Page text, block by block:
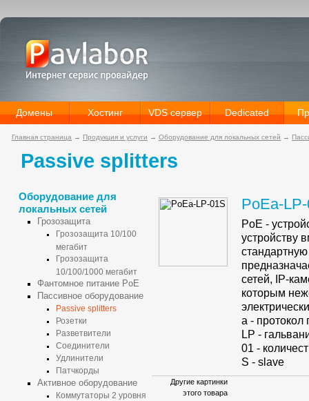
Домены Хостинг VDS сервер Dedicated
Главная страница → Продукция и услуги → Оборудование для локальных сетей →
Passive splitters
Оборудование для
локальных сетей
Грозозащита
Грозозащита 10/100
мегабит
Грозозащита
10/100/1000 мегабит
Фантомное питание PoE
Пассивное оборудование
Passive splitters
Розетки
Разветвители
Соединители
Удлинители
Патчкорды
Активное оборудование
Коммутаторы 2 уровня
PoEa-
PoE -
устройству
сетей, IP-
которым
а -
LP -
01 -
S - slave
Другие картинки
этого товара